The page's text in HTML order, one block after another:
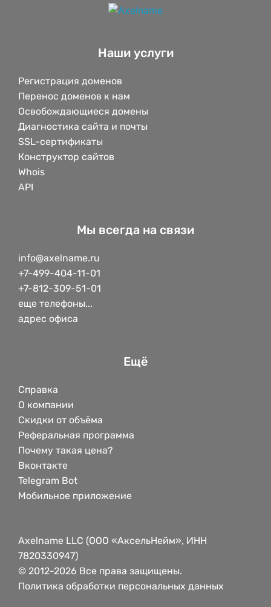
Наши услуги
Регистрация доменов
Перенос доменов к нам
Освобождающиеся домены
Диагностика сайта и почты
SSL-сертификаты
Конструктор сайтов
Whois
API
Мы всегда на связи
info@axelname.ru
+7-499-404-11-01
+7-812-309-51-01
еще телефоны...
адрес офиса
Ещё
Справка
О компании
Скидки от объёма
Реферальная программа
Почему такая цена?
Вконтакте
Telegram Bot
Мобильное приложение
Axelname LLC (ООО «АксельНейм», ИНН
7820330947)
© 2012-2026 Все права защищены.
Политика обработки персональных данных